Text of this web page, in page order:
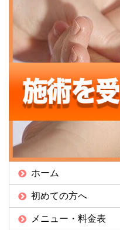
ホーム
初めての方へ
メニュー・料金表